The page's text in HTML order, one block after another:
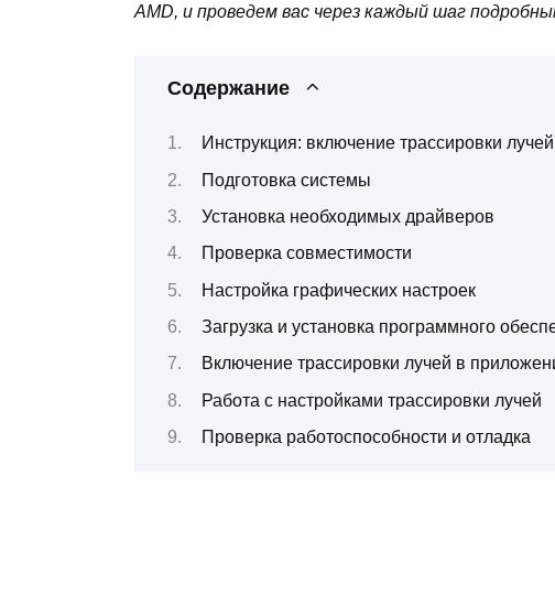
AMD, и проведем вас через каждый шаг
Содержание
Инструкция: включение трассировки
Подготовка системы
Установка необходимых драйверов
Проверка совместимости
Настройка графических настроек
Загрузка и установка программного
Включение трассировки лучей в
Работа с настройками трассировки лучей
Проверка работоспособности и отладка